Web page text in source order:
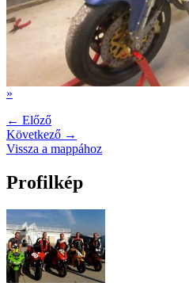
»
← Előző
Következő →
Vissza a mappához
Profilkép